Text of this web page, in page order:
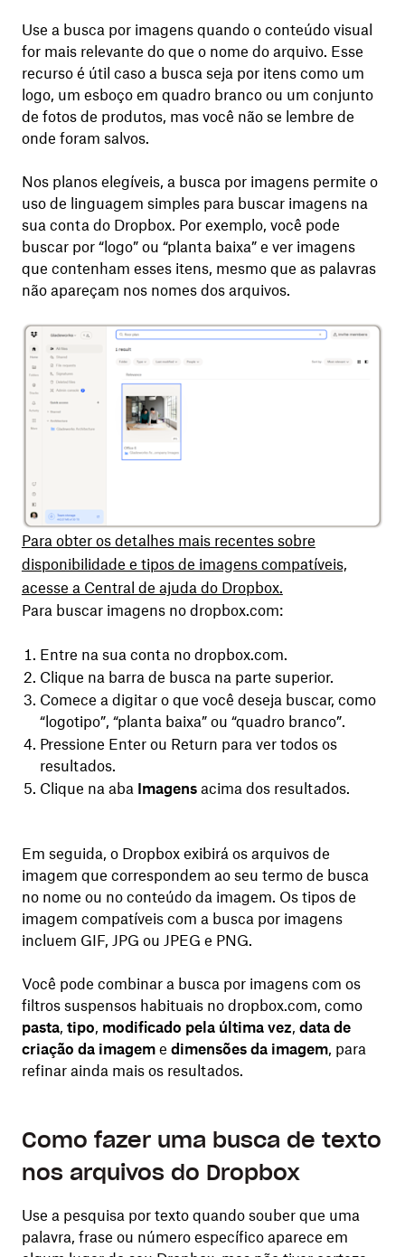
Use a busca por imagens quando o conteúdo visual
for mais relevante do que o nome do arquivo. Esse
recurso é útil caso a busca seja por itens como um
logo, um esboço em quadro branco ou um conjunto
de fotos de produtos, mas você não se lembre de
onde foram salvos.
Nos planos elegíveis, a busca por imagens permite o
uso de linguagem simples para buscar imagens na
sua conta do Dropbox. Por exemplo, você pode
buscar por “logo” ou “planta baixa” e ver imagens
que contenham esses itens, mesmo que as palavras
não apareçam nos nomes dos arquivos.
Para obter os detalhes mais recentes sobre
disponibilidade e tipos de imagens compatíveis,
acesse a Central de ajuda do Dropbox.
Para buscar imagens no dropbox.com:
Entre na sua conta no dropbox.com.
Clique na barra de busca na parte superior.
Comece a digitar o que você deseja buscar, como
“logotipo”, “planta baixa” ou “quadro branco”.
Pressione Enter ou Return para ver todos os
resultados.
Clique na aba Imagens acima dos resultados.
Em seguida, o Dropbox exibirá os arquivos de
imagem que correspondem ao seu termo de busca
no nome ou no conteúdo da imagem. Os tipos de
imagem compatíveis com a busca por imagens
incluem GIF, JPG ou JPEG e PNG.
Você pode combinar a busca por imagens com os
filtros suspensos habituais no dropbox.com, como
pasta, tipo, modificado pela última vez, data de
criação da imageme dimensões da imagem, para
refinar ainda mais os resultados.
Como fazer uma busca de texto
nos arquivos do Dropbox
Use a pesquisa por texto quando souber que uma
palavra, frase ou número específico aparece em